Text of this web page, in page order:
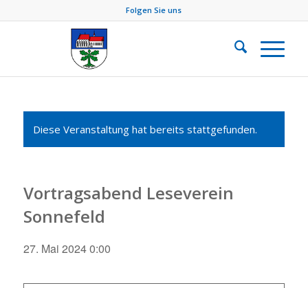
Folgen Sie uns
Diese Veranstaltung hat bereits stattgefunden.
Vortragsabend Leseverein
Sonnefeld
27. Mai 2024 0:00